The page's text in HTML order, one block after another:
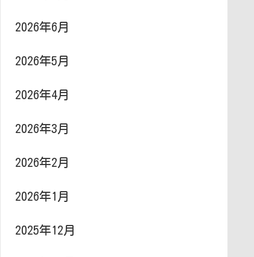
2026年6月
2026年5月
2026年4月
2026年3月
2026年2月
2026年1月
2025年12月